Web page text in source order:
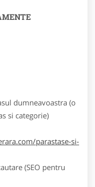
dumneavoastra (o
si categorie)
parastase-si-
(SEO pentru